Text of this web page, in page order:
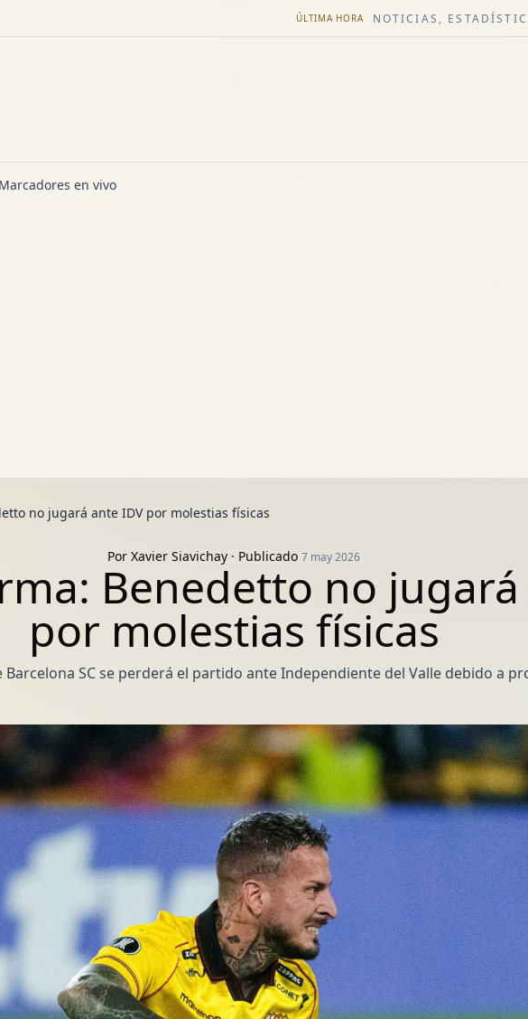
ÚLTIMA HORA NOTICIAS,
Marcadores en vivo
no jugará ante IDV por molestias físicas
Por Xavier Siavichay · Publicado 7 may 2026
Benedetto no
por molestias físicas
SC se perderá el partido ante Independiente del Valle debido a